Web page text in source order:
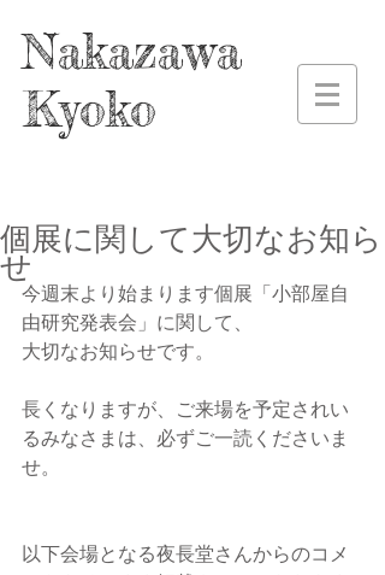
Nakazawa
Kyoko
個展に関して大切なお知ら
せ
今週末より始まります個展「小部屋自
由研究発表会」に関して、
大切なお知らせです。
長くなりますが、ご来場を予定されい
るみなさまは、必ずご一読くださいま
せ。
以下会場となる夜長堂さんからのコメ